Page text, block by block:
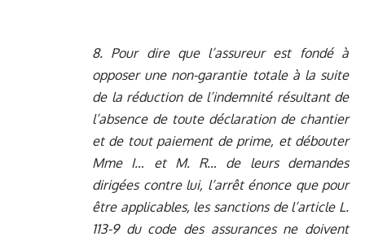
8. Pour dire que l’assureur est fondé à
opposer une non-garantie totale à la suite
de la réduction de l’indemnité résultant de
l’absence de toute déclaration de chantier
et de tout paiement de prime, et débouter
Mme I… et M. R… de leurs demandes
dirigées contre lui, l’arrêt énonce que pour
être applicables, les sanctions de l’article L.
113-9 du code des assurances ne doivent